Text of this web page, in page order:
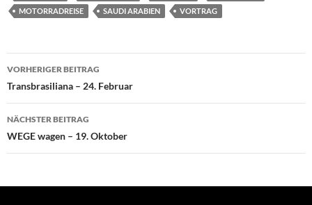
MOTORRADREISE
SAUDI ARABIEN VORTRAG
Beitragsnavigation
VORHERIGER BEITRAG
Transbrasiliana – 24. Februar
NÄCHSTER BEITRAG
WEGE wagen – 19. Oktober